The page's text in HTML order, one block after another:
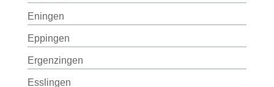
Eningen
Eppingen
Ergenzingen
Esslingen